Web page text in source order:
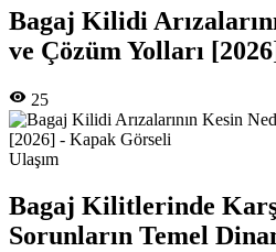
Bagaj Kilidi
ve Çözüm Yolları [2026]
25
Ulaşım
Bagaj Kilitlerinde
Sorunların Temel